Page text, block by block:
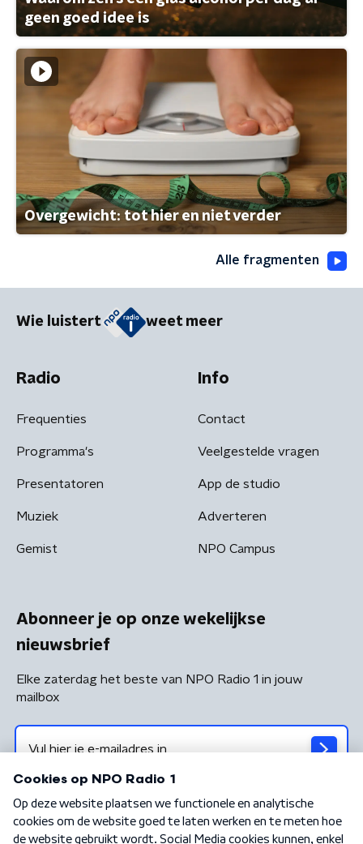
geen goed idee is
Overgewicht: tot hier en niet verder
Alle fragmenten
Wie luistert weet meer
Radio
Frequenties
Programma's
Presentatoren
Muziek
Gemist
Info
Contact
Veelgestelde vragen
App de studio
Adverteren
NPO Campus
Abonneer je op onze wekelijkse
nieuwsbrief
Elke zaterdag het beste van NPO Radio 1 in jouw
mailbox